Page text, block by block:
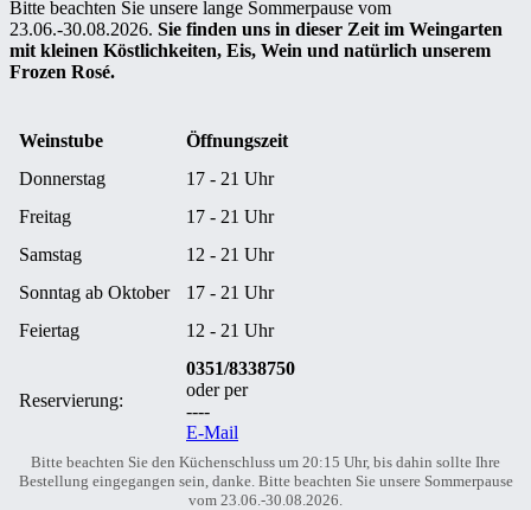
Bitte beachten Sie unsere lange Sommerpause vom
23.06.-30.08.2026. Sie finden uns in dieser Zeit im Weingarten
mit kleinen Köstlichkeiten, Eis, Wein und natürlich unserem
Frozen Rosé.
Weinstube
Öffnungszeit
Donnerstag
17 - 21 Uhr
Freitag
17 - 21 Uhr
Samstag
12 - 21 Uhr
Sonntag ab Oktober
17 - 21 Uhr
Feiertag
12 - 21 Uhr
Reservierung:
0351/8338750
oder per
----
E-Mail
Bitte beachten Sie den Küchenschluss um 20:15 Uhr, bis dahin sollte Ihre
Bestellung eingegangen sein, danke. Bitte beachten Sie unsere Sommerpause
vom 23.06.-30.08.2026.